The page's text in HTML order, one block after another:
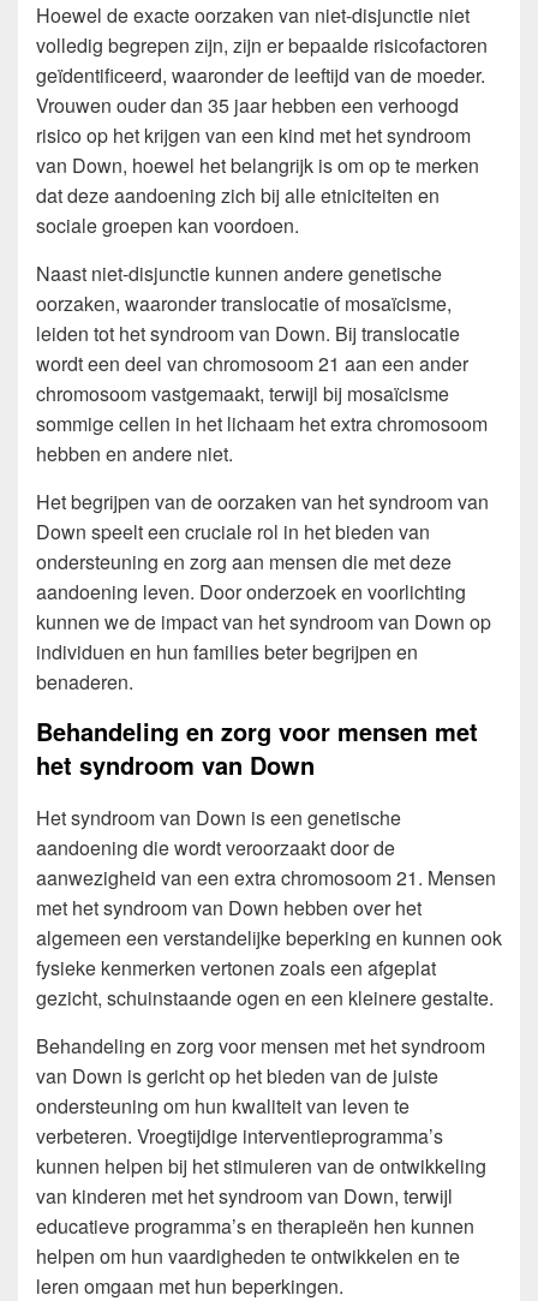
Hoewel de exacte oorzaken van niet-disjunctie niet
volledig begrepen zijn, zijn er bepaalde risicofactoren
geïdentificeerd, waaronder de leeftijd van de moeder.
Vrouwen ouder dan 35 jaar hebben een verhoogd
risico op het krijgen van een kind met het syndroom
van Down, hoewel het belangrijk is om op te merken
dat deze aandoening zich bij alle etniciteiten en
sociale groepen kan voordoen.
Naast niet-disjunctie kunnen andere genetische
oorzaken, waaronder translocatie of mosaïcisme,
leiden tot het syndroom van Down. Bij translocatie
wordt een deel van chromosoom 21 aan een ander
chromosoom vastgemaakt, terwijl bij mosaïcisme
sommige cellen in het lichaam het extra chromosoom
hebben en andere niet.
Het begrijpen van de oorzaken van het syndroom van
Down speelt een cruciale rol in het bieden van
ondersteuning en zorg aan mensen die met deze
aandoening leven. Door onderzoek en voorlichting
kunnen we de impact van het syndroom van Down op
individuen en hun families beter begrijpen en
benaderen.
Behandeling en zorg voor mensen met
het syndroom van Down
Het syndroom van Down is een genetische
aandoening die wordt veroorzaakt door de
aanwezigheid van een extra chromosoom 21. Mensen
met het syndroom van Down hebben over het
algemeen een verstandelijke beperking en kunnen ook
fysieke kenmerken vertonen zoals een afgeplat
gezicht, schuinstaande ogen en een kleinere gestalte.
Behandeling en zorg voor mensen met het syndroom
van Down is gericht op het bieden van de juiste
ondersteuning om hun kwaliteit van leven te
verbeteren. Vroegtijdige interventieprogramma’s
kunnen helpen bij het stimuleren van de ontwikkeling
van kinderen met het syndroom van Down, terwijl
educatieve programma’s en therapieën hen kunnen
helpen om hun vaardigheden te ontwikkelen en te
leren omgaan met hun beperkingen.